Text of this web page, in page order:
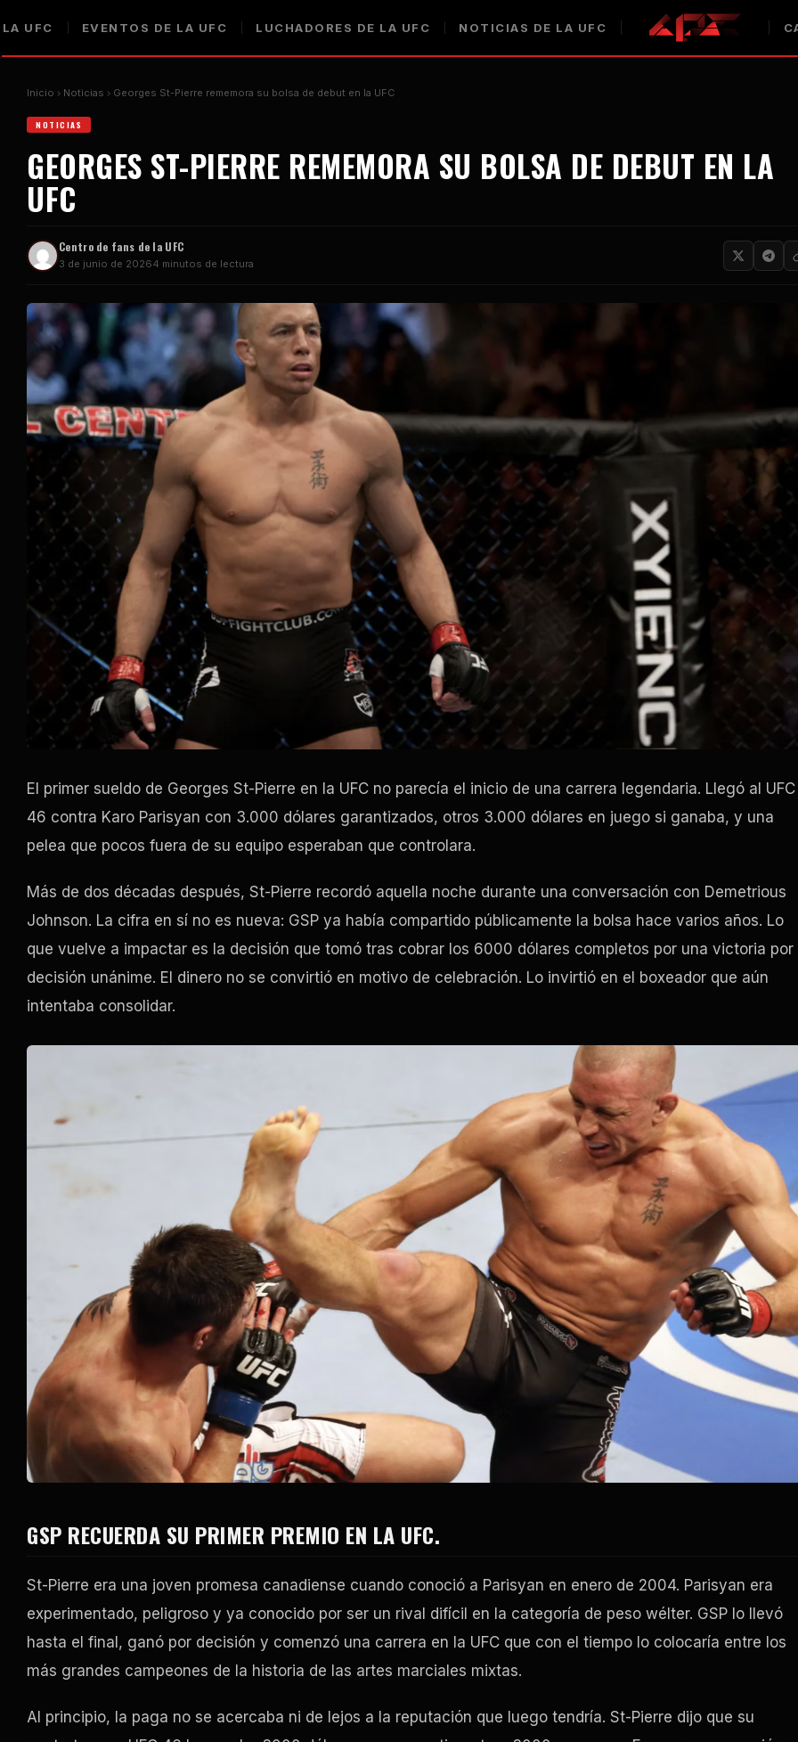
UFC EVENTOS DE LA UFC LUCHADORES DE LA UFC NOTICIAS DE LA UFC
Inicio Noticias Georges St-Pierre rememora su bolsa de debut en la UFC
NOTICIAS
GEORGES ST-PIERRE REMEMORA SU BOLSA DE DEBUT EN LA
UFC
Centro de fans de la UFC
3 de junio de 20264 minutos de lectura
El primer sueldo de Georges St-Pierre en la UFC no parecía el inicio de una carrera legendaria. Llegó al UFC
46 contra Karo Parisyan con 3.000 dólares garantizados, otros 3.000 dólares en juego si ganaba, y una
pelea que pocos fuera de su equipo esperaban que controlara.
Más de dos décadas después, St-Pierre recordó aquella noche durante una conversación con Demetrious
Johnson. La cifra en sí no es nueva: GSP ya había compartido públicamente la bolsa hace varios años. Lo
que vuelve a impactar es la decisión que tomó tras cobrar los 6000 dólares completos por una victoria por
decisión unánime. El dinero no se convirtió en motivo de celebración. Lo invirtió en el boxeador que aún
intentaba consolidar.
GSP RECUERDA SU PRIMER PREMIO EN LA UFC.
St-Pierre era una joven promesa canadiense cuando conoció a Parisyan en enero de 2004. Parisyan era
experimentado, peligroso y ya conocido por ser un rival difícil en la categoría de peso wélter. GSP lo llevó
hasta el final, ganó por decisión y comenzó una carrera en la UFC que con el tiempo lo colocaría entre los
más grandes campeones de la historia de las artes marciales mixtas.
Al principio, la paga no se acercaba ni de lejos a la reputación que luego tendría. St-Pierre dijo que su